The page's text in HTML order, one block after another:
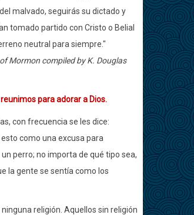
malvado, seguirás su dictado y
tomado partido con Cristo o Belial
neutral para siempre."
Mormon compiled by K. Douglas
para adorar a Dios.
con frecuencia se les dice:
como una excusa para
perro; no importa de qué tipo sea,
la gente se sentía como los
religión. Aquellos sin religión